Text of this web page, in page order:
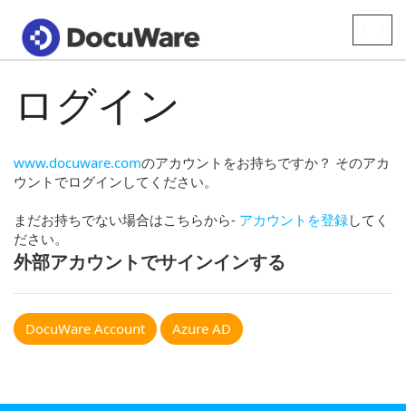
ログイン
www.docuware.comのアカウントをお持ちですか？ そのアカ
ウントでログインしてください。
まだお持ちでない場合はこちらから- アカウントを登録してく
ださい。
外部アカウントでサインインする
DocuWare Account Azure AD